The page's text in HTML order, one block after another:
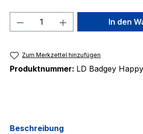
Produkt Anzahl: GibIn den
Zum Merkzettel hinzufügen
Produktnummer: LD Badgey
Beschreibung